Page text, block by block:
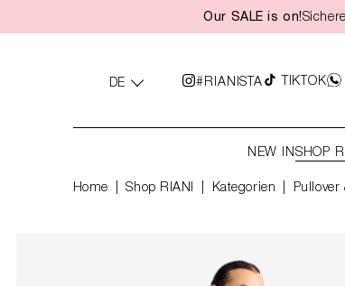
Zur Hauptnavigation springen
Our SALE is on!
DE #RIANISTA TIKTOK
NEW INSHOP
Home Shop RIANI Kategorien Pullover